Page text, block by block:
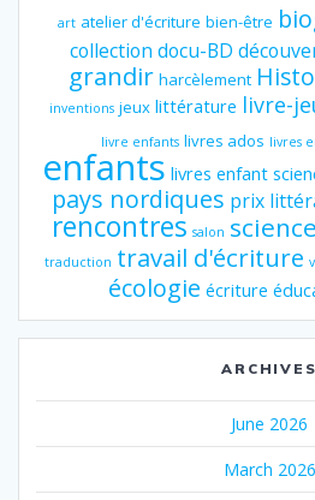
art atelier d'écriture bien-être
collection docu-BD
grandir harcèlement
inventions jeux littérature livre-
livre enfants livres ados livres
enfants livres enfant
pays nordiques prix
rencontres salon science
traduction travail d'écriture
écologie écriture
ARCHIVES
June 2026
March 2026